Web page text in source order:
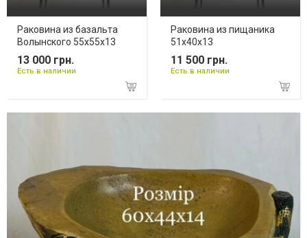
Раковина из базальта
Волынского 55х55х13
13 000 грн.
Есть в наличии
Раковина из пищаника
51х40х13
11 500 грн.
Есть в наличии